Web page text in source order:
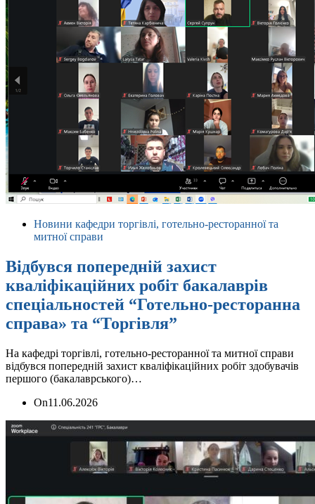
Новини кафедри торгівлі, готельно-ресторанної та
митної справи
Відбувся попередній захист
кваліфікаційних робіт бакалаврів
спеціальностей “Готельно-ресторанна
справа» та “Торгівля”
На кафедрі торгівлі, готельно-ресторанної та митної справи
відбувся попередній захист кваліфікаційних робіт здобувачів
першого (бакалаврського)…
On11.06.2026